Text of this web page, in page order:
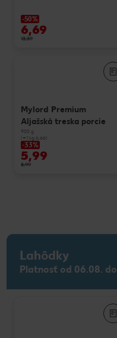
-50%
6,69
13,39
Mylord Premium
Aljašská treska porcie
900 g
(=1 kg 6,66)
-33%
5,99
8,99
Lahôdky
Platnosť od 06.08.